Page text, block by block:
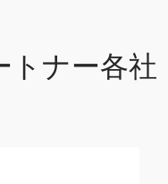
トナー​各社